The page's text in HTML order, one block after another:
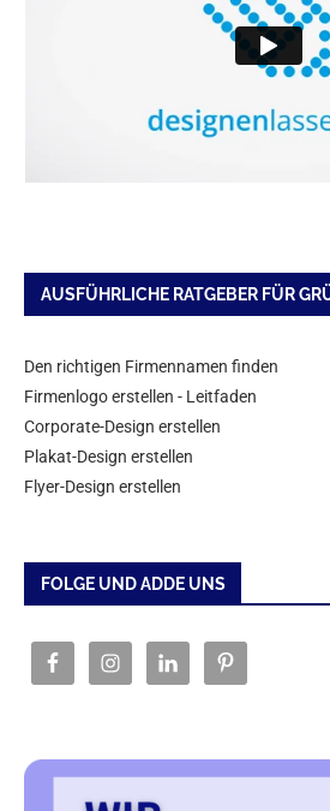
AUSFÜHRLICHE RATGEBER FÜR
Den richtigen Firmennamen finden
Firmenlogo erstellen - Leitfaden
Corporate-Design erstellen
Plakat-Design erstellen
Flyer-Design erstellen
FOLGE UND ADDE UNS